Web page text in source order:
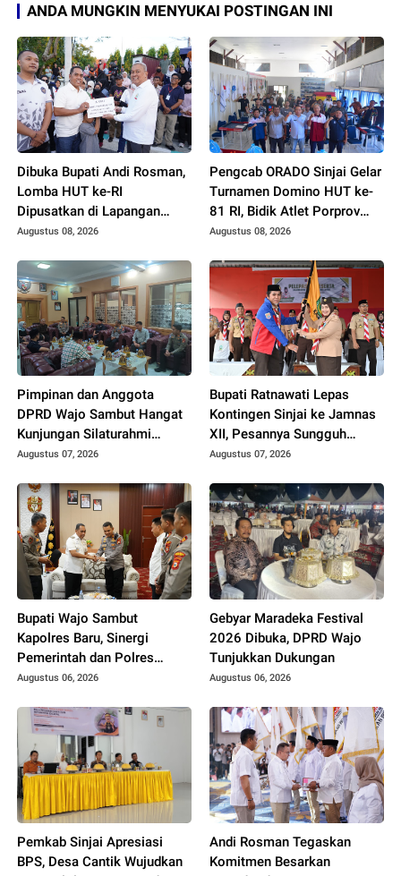
ANDA MUNGKIN MENYUKAI POSTINGAN INI
Dibuka Bupati Andi Rosman,
Lomba HUT ke-RI
Dipusatkan di Lapangan
Merdeka
Augustus 08, 2026
Pengcab ORADO Sinjai Gelar
Turnamen Domino HUT ke-
81 RI, Bidik Atlet Porprov
XVIII
Augustus 08, 2026
Pimpinan dan Anggota
DPRD Wajo Sambut Hangat
Kunjungan Silaturahmi
Kapolres yang Baru
Augustus 07, 2026
Bupati Ratnawati Lepas
Kontingen Sinjai ke Jamnas
XII, Pesannya Sungguh
Menggugah Hati
Augustus 07, 2026
Bupati Wajo Sambut
Kapolres Baru, Sinergi
Pemerintah dan Polres
Diperkuat
Augustus 06, 2026
Gebyar Maradeka Festival
2026 Dibuka, DPRD Wajo
Tunjukkan Dukungan
Augustus 06, 2026
Pemkab Sinjai Apresiasi
BPS, Desa Cantik Wujudkan
Andi Rosman Tegaskan
Komitmen Besarkan